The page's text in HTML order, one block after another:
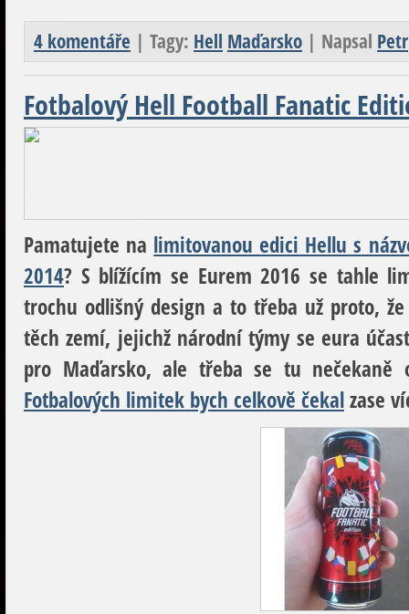
4 komentáře | Tagy: Hell Maďarsko | Napsal Petr
Fotbalový Hell Football Fanatic
Pamatujete na limitovanou edici Hellu s
2014? S blížícím se Eurem 2016 se tahle
trochu odlišný design a to třeba už proto,
těch zemí, jejichž národní týmy se eura
pro Maďarsko, ale třeba se tu
Fotbalových limitek bych celkově čekalzase